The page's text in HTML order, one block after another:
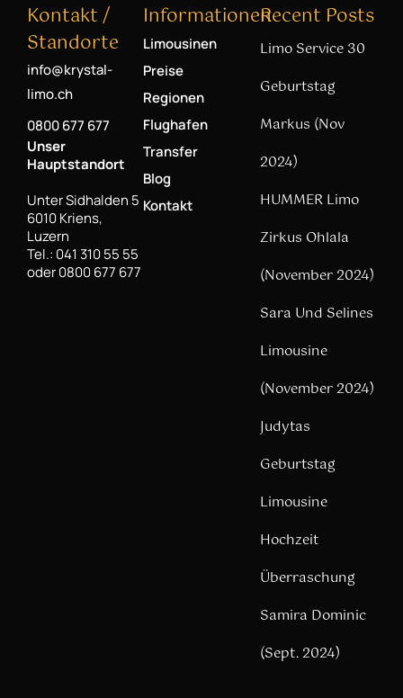
Kontakt /
Standorte
info@krystal-
limo.ch
0800 677 677
Unser
Hauptstandort
Unter Sidhalden 5
6010 Kriens,
Luzern
Tel.: 041 310 55 55
oder 0800 677 677
Informationen
Limousinen
Preise
Regionen
Flughafen
Transfer
Blog
Kontakt
Recent Posts
Limo Service 30
Geburtstag
Markus (Nov
2024)
HUMMER Limo
Zirkus Ohlala
(November 2024)
Sara Und Selines
Limousine
(November 2024)
Judytas
Geburtstag
Limousine
Hochzeit
Überraschung
Samira Dominic
(Sept. 2024)